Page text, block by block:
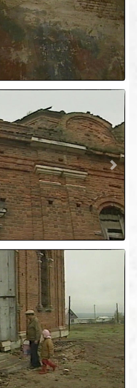
Next